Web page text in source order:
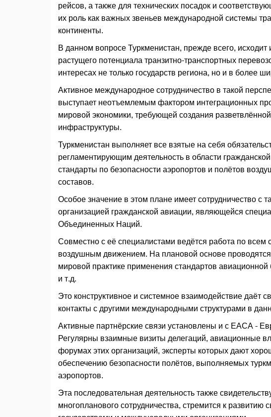
рейсов, а также для технических посадок и
их роль как важных звеньев международной системы
континенты.
В данном вопросе Туркменистан, прежде всего,
растущего потенциала транзитно-транспортных
интересах не только государств региона, но и в более
Активное международное сотрудничество в такой
выступает неотъемлемым фактором интеграционных
мировой экономики, требующей создания
инфраструктуры.
Туркменистан выполняет все взятые на себя
регламентирующим деятельность в области
стандарты по безопасности аэропортов и полётов
составов.
Особое значение в этом плане имеет сотрудничество с
организацией гражданской авиации, являющейся
Объединенных Наций.
Совместно с её специалистами ведётся работа по
воздушным движением. На плановой основе
мировой практике применения стандартов
и т.д.
Это конструктивное и системное взаимодействие даёт
контакты с другими международными структурами в
Активные партнёрские связи установлены и с ЕАСА -
Регулярны взаимные визиты делегаций, авиационные
форумах этих организаций, эксперты которых дают
обеспечению безопасности полётов, выполняемых
аэропортов.
Эта последовательная деятельность также
многопланового сотрудничества, стремится к развитию